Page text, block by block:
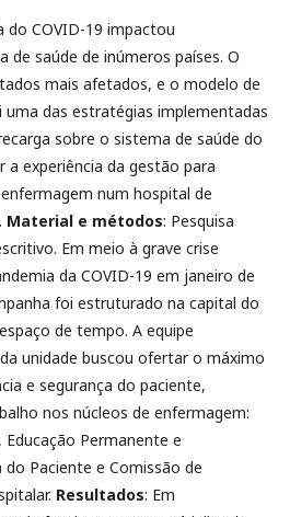
do COVID-19 impactou
saúde de inúmeros países. O
mais afetados, e o modelo de
das estratégias implementadas
sobre o sistema de saúde do
a experiência da gestão para
num hospital de
Material e métodos: Pesquisa
Em meio à grave crise
da COVID-19 em janeiro de
foi estruturado na capital do
de tempo. A equipe
unidade buscou ofertar o máximo
e segurança do paciente,
nos núcleos de enfermagem:
Educação Permanente e
do Paciente e Comissão de
Resultados: Em